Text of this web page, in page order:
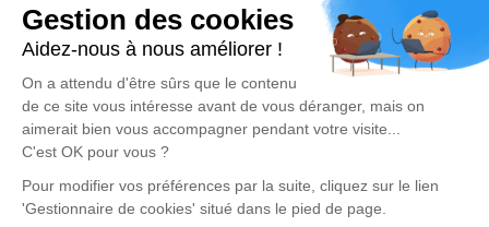
anecdote ou exprimer vos pensées à travers des
poèmes ou des textes. Cet endroit est un lieu
d'expression dédié à honorer la mémoire de Marie
Monique DOUET.
Un service de plantation d’arbre hommage est
disponible ici